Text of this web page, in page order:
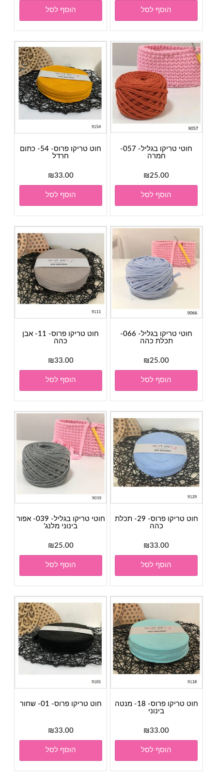
הוסף לסל הוסף לסל
חוטי טריקו בגליל- 057-
חמרה
₪25.00
הוסף לסל
חוט טריקו פרוס- 54- כתום
חרדל
₪33.00
הוסף לסל
חוטי טריקו בגליל- 066-
תכלת כהה
₪25.00
הוסף לסל
חוט טריקו פרוס- 11- אבן
כהה
₪33.00
הוסף לסל
חוט טריקו פרוס- 29- תכלת
כהה
₪33.00
הוסף לסל
חוטי טריקו בגליל- 039- אפור
בינוני מלנג'
₪25.00
הוסף לסל
חוט טריקו פרוס- 18- מנטה
בינוני
₪33.00
הוסף לסל
חוט טריקו פרוס- 01- שחור
₪33.00
הוסף לסל